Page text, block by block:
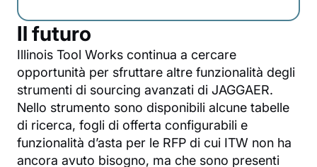
Il futuro
Illinois Tool Works continua a cercare
opportunità per sfruttare altre funzionalità degli
strumenti di sourcing avanzati di JAGGAER.
Nello strumento sono disponibili alcune tabelle
di ricerca, fogli di offerta configurabili e
funzionalità d’asta per le RFP di cui ITW non ha
ancora avuto bisogno, ma che sono presenti